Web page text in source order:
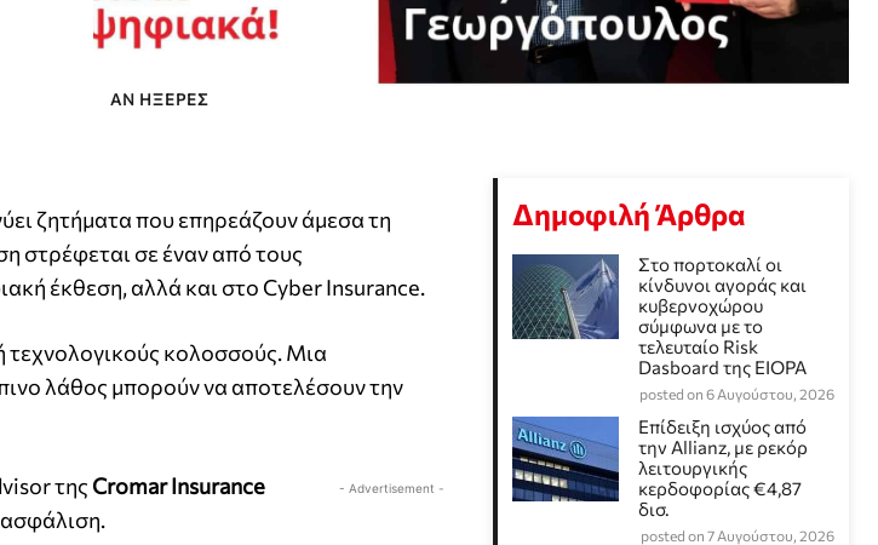
ΑΝ ΉΞΕΡΕΣ
ζητήματα που επηρεάζουν άμεσα τη
στρέφεται σε έναν από τους
έκθεση, αλλά και στο Cyber Insurance.
τεχνολογικούς κολοσσούς. Μια
λάθος μπορούν να αποτελέσουν την
- Advertisement -
της Cromar Insurance
Δημοφιλή Άρθρα
Στο πορτοκαλί οι
κίνδυνοι αγοράς και
κυβερνοχώρου
σύμφωνα με το
τελευταίο Risk
Dasboard της EIOPA
posted on 6 Αυγούστου, 2026
Επίδειξη ισχύος από
την Allianz, με ρεκόρ
λειτουργικής
κερδοφορίας €4,87
δισ.
posted on 7 Αυγούστου, 2026